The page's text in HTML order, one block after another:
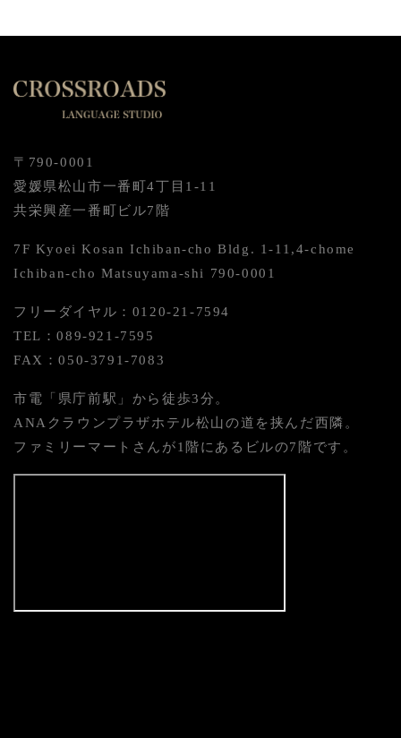
〒790-0001
愛媛県松山市一番町4丁目1-11
共栄興産一番町ビル7階
7F Kyoei Kosan Ichiban-cho Bldg. 1-11,4-chome
Ichiban-cho Matsuyama-shi 790-0001
フリーダイヤル：0120-21-7594
TEL：089-921-7595
FAX：050-3791-7083
市電「県庁前駅」から徒歩3分。
ANAクラウンプラザホテル松山の道を挟んだ西隣。
ファミリーマートさんが1階にあるビルの7階です。